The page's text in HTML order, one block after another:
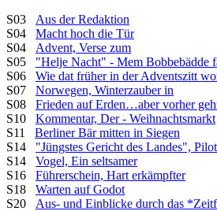
S03 Aus der Redaktion
S04 Macht hoch die Tür
S04 Advent, Verse zum
S05 "Helje Nacht" - Mem Bobbebädde
S06 Wie dat früher in der Adventszitt
S07 Norwegen, Winterzauber in
S08 Frieden auf Erden…aber vorher
S10 Kommentar, Der - Weihnachtsmarkt
S11 Berliner Bär mitten in Siegen
S14 "Jüngstes Gericht des Landes",
S14 Vogel, Ein seltsamer
S16 Führerschein, Hart erkämpfter
S18 Warten auf Godot
S20 Aus- und Einblicke durch das